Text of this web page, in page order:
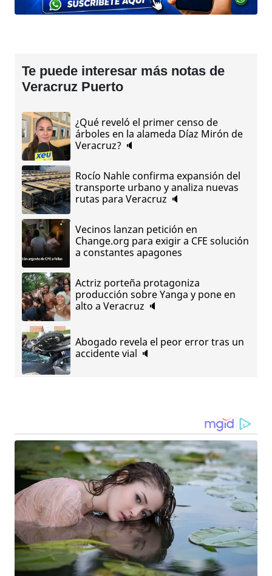
Te puede interesar más notas de
Veracruz Puerto
¿Qué reveló el primer censo de
árboles en la alameda Díaz Mirón de
Veracruz? 🔈
Rocío Nahle confirma expansión del
transporte urbano y analiza nuevas
rutas para Veracruz 🔈
Vecinos lanzan petición en
Change.org para exigir a CFE solución
a constantes apagones
Actriz porteña protagoniza
producción sobre Yanga y pone en
alto a Veracruz 🔈
Abogado revela el peor error tras un
accidente vial 🔈